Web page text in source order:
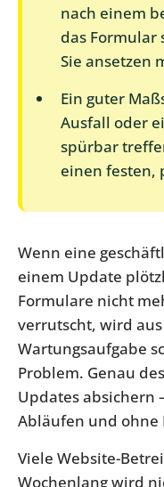
nach einem
das Formular
Sie ansetzen
Ein guter
Ausfall oder
spürbar
einen festen,
Wenn eine
einem Update
Formulare nicht
verrutscht, wird
Wartungsaufgabe
Problem. Genau
Updates absichern
Abläufen und ohne
Viele Website-
Wochenlang wird